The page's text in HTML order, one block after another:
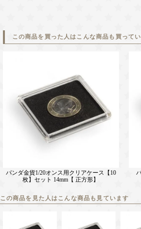
この商品を買った人はこんな商品も買って
パンダ金貨1/20オンス用クリアケース【10
枚】セット 14mm【 正方形】
この商品を見た人はこんな商品も見ています